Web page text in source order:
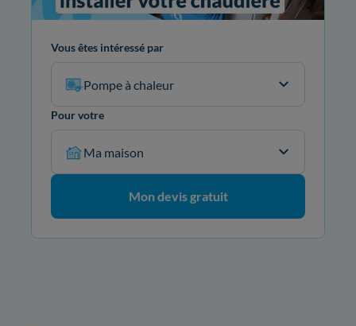
Vous êtes intéressé par
Pompe à chaleur
Pour votre
Ma maison
Mon devis gratuit